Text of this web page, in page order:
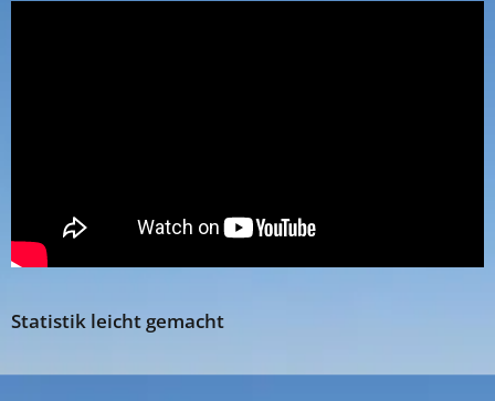
Statistik leicht gemacht